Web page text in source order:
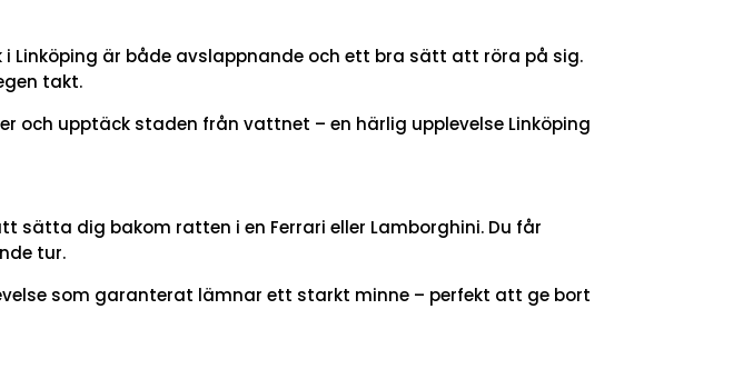
är både avslappnande och ett bra sätt att röra på sig.
takt.
och upptäck staden från vattnet – en härlig upplevelse Linköping
sätta dig bakom ratten i en Ferrari eller Lamborghini. Du får
tur.
som garanterat lämnar ett starkt minne – perfekt att ge bort